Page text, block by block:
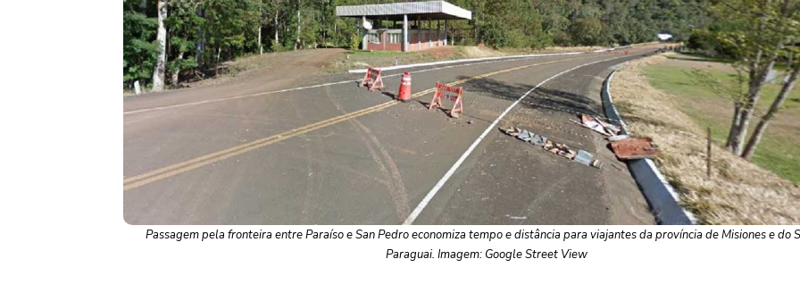
Passagem pela fronteira entre Paraíso e San Pedro economiza tempo e distância para viajantes da província de Misiones e do
Paraguai. Imagem: Google Street View